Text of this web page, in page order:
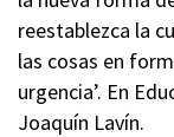
reestablezca la
las cosas en
urgencia’. En
Joaquín Lavín.